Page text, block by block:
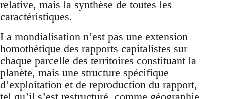
relative, mais la synthèse de toutes les
caractéristiques.
La mondialisation n’est pas une extension
homothétique des rapports capitalistes sur
chaque parcelle des territoires constituant la
planète, mais une structure spécifique
d’exploitation et de reproduction du rapport,